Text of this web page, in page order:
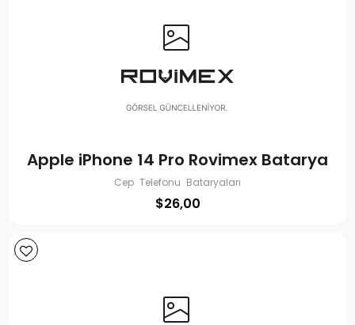
Apple iPhone 14 Pro Rovimex Batarya
Cep Telefonu Bataryaları
$26,00